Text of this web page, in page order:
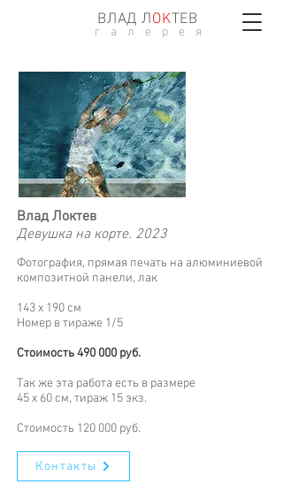
ВЛАД ЛОKТЕВ
г а л е р е я
Влад Локтев
Девушка на корте. 2023
Фотография, прямая печать на алюминиевой
композитной панели, лак
143 х 190 см
Номер в тираже 1/5
Стоимость 490 000 руб.
Так же эта работа есть в размере
45 х 60 см, тираж 15 экз.
Стоимость 120 000 руб.
Контакты